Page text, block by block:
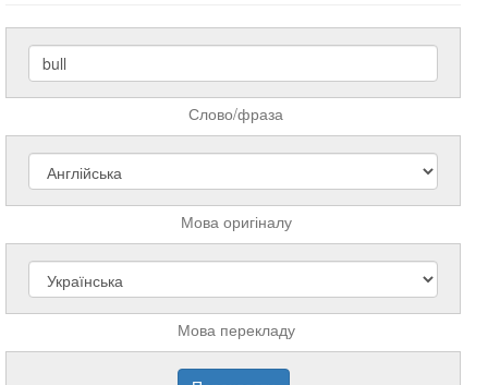
Слово/фраза
Мова оригіналу
Мова перекладу